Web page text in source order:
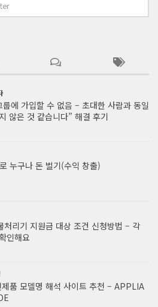
룹에 가입할 수 없음 – 초대한 사람과 동일
않은 것 같습니다” 해결 후기
누구나 돈 벌기(수익 창출)
처리기 지원금 대상 조건 신청방법 – 각
인해요
품 모델명 해석 사이트 추천 – APPLIA